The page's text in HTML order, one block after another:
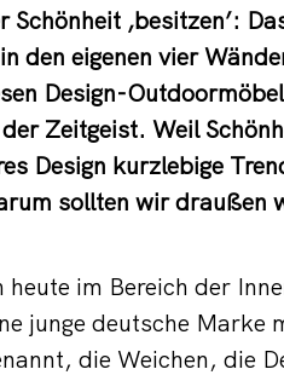
Schönheit ‚besitzen’:
den eigenen vier
Design-
Zeitgeist. Weil
Design kurzlebige
sollten wir draußen
heute im Bereich der
junge deutsche
die Weichen, die